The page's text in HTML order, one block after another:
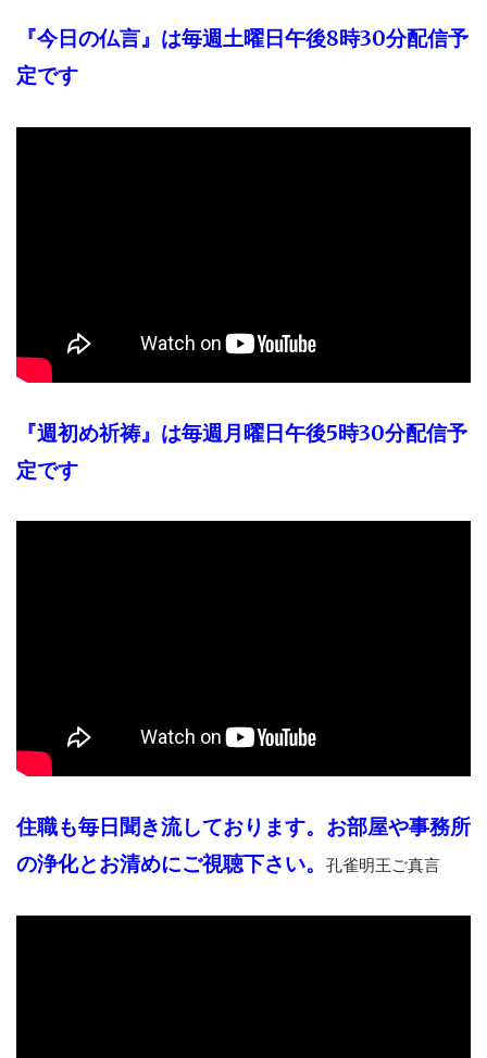
『今日の仏言』は毎週土曜日午後8時30分配信予
定です
『週初め祈祷』は毎週月曜日午後5時30分配信予
定です
住職も毎日聞き流しております。お部屋や事務所
の浄化とお清めにご視聴下さい。
孔雀明王ご真言